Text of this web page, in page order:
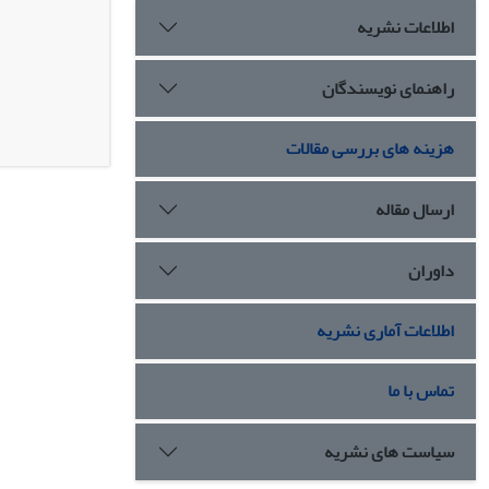
اطلاعات نشریه
راهنمای نویسندگان
هزینه های بررسی مقالات
ارسال مقاله
داوران
اطلاعات آماری نشریه
تماس با ما
سیاست های نشریه